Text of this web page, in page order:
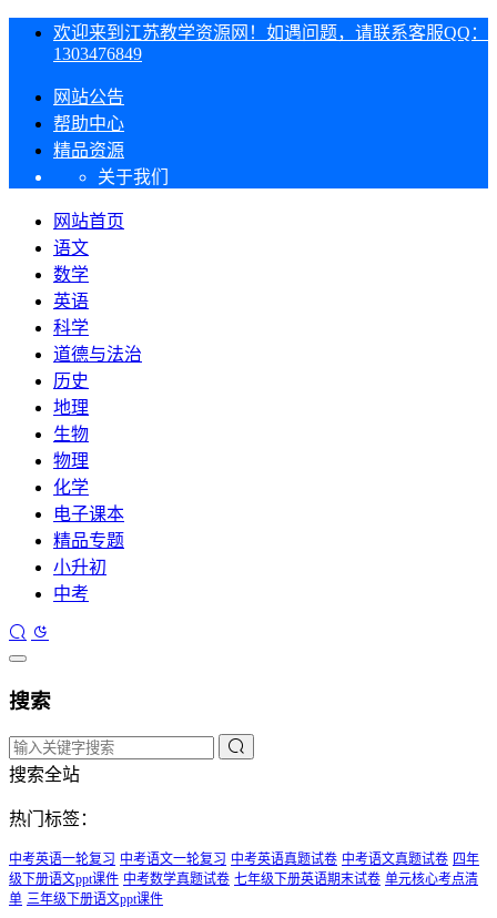
欢迎来到江苏教学资源网！如遇问题，请联系客服QQ：
1303476849
网站公告
帮助中心
精品资源
关于我们
网站首页
语文
数学
英语
科学
道德与法治
历史
地理
生物
物理
化学
电子课本
精品专题
小升初
中考
搜索
搜索全站
热门标签：
中考英语一轮复习 中考语文一轮复习 中考英语真题试卷 中考语文真题试卷 四年
级下册语文ppt课件 中考数学真题试卷 七年级下册英语期末试卷 单元核心考点清
单 三年级下册语文ppt课件